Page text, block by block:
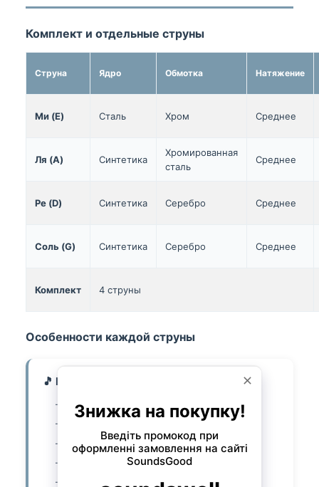
Комплект и отдельные струны
Струна Ядро Обмотка Натяжение
Ми (E) Сталь Хром Среднее
Ля (A) Синтетика
Хромированная
сталь
Среднее
Ре (D) Синтетика Серебро Среднее
Соль (G) Синтетика Серебро Среднее
Комплект 4 струны
Особенности каждой струны
🎵 Ми (E) — Хромированная
Стальное ядро
Яркое, звонкое pizzicato
Чёткая атака